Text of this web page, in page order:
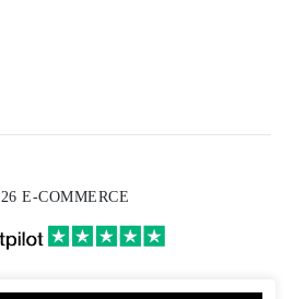
E-COMMERCE